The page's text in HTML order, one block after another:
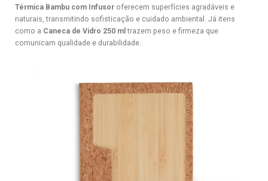
Térmica Bambu com Infusor oferecem superfícies agradáveis e
naturais, transmitindo sofisticação e cuidado ambiental. Já itens
como a Caneca de Vidro 250 ml trazem peso e firmeza que
comunicam qualidade e durabilidade.